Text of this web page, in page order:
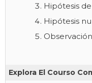
Hipótesis
Hipótesis
Explora El Courso